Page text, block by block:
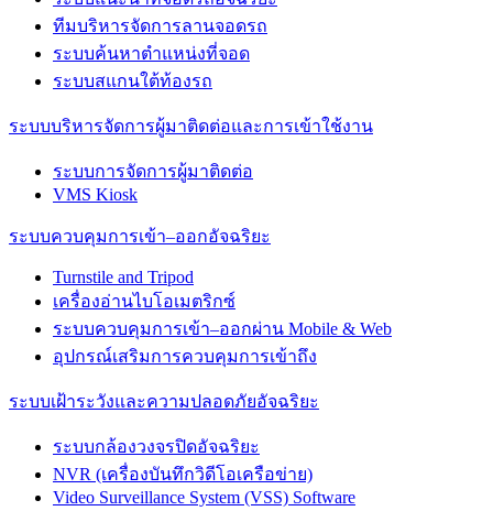
ทีมบริหารจัดการลานจอดรถ
ระบบค้นหาตำแหน่งที่จอด
ระบบสแกนใต้ท้องรถ
ระบบบริหารจัดการผู้มาติดต่อและการเข้าใช้งาน
ระบบการจัดการผู้มาติดต่อ
VMS Kiosk
ระบบควบคุมการเข้า–ออกอัจฉริยะ
Turnstile and Tripod
เครื่องอ่านไบโอเมตริกซ์
ระบบควบคุมการเข้า–ออกผ่าน Mobile & Web
อุปกรณ์เสริมการควบคุมการเข้าถึง
ระบบเฝ้าระวังและความปลอดภัยอัจฉริยะ
ระบบกล้องวงจรปิดอัจฉริยะ
NVR (เครื่องบันทึกวิดีโอเครือข่าย)
Video Surveillance System (VSS) Software